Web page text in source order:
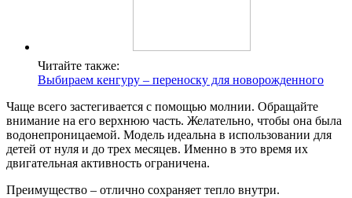
Читайте также:
Выбираем кенгуру – переноску для новорожденного
Чаще всего застегивается с помощью молнии. Обращайте
внимание на его верхнюю часть. Желательно, чтобы она была
водонепроницаемой. Модель идеальна в использовании для
детей от нуля и до трех месяцев. Именно в это время их
двигательная активность ограничена.
Преимущество – отлично сохраняет тепло внутри.